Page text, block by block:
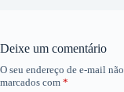
Deixe um comentário
O seu endereço de e-mail
marcados com *